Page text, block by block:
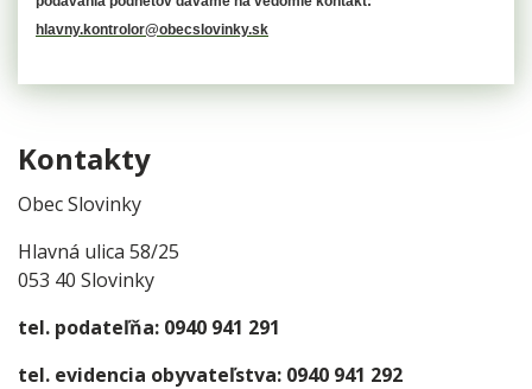
hlavny.kontrolor@obecslovinky.sk
Kontakty
Obec Slovinky
Hlavná ulica 58/25
053 40 Slovinky
tel. podateľňa: 0940 941 291
tel. evidencia obyvateľstva: 0940 941 292